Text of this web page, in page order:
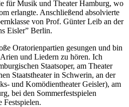
für Musik und Theater Hamburg, wo
erlangte. Anschließend absolvierte
von Prof. Günter Leib an der
Eisler” Berlin.
Oratorienpartien gesungen und bin
und Liedern zu hören. Ich
Staatsoper, am Theater
Staatstheater in Schwerin, an der
und Komödientheater Geisler), am
bei den Sommerfestspielen
Festspielen.